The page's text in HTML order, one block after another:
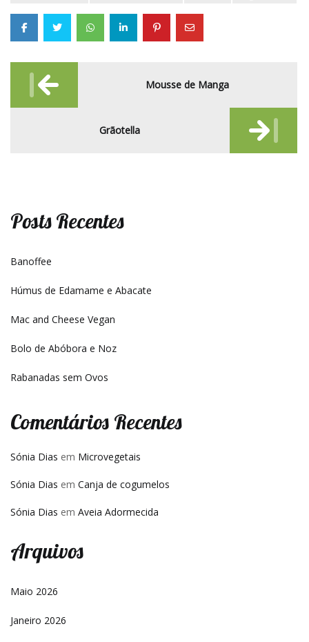
Post
navigation
Mousse de Manga
Grãotella
Posts Recentes
Banoffee
Húmus de Edamame e Abacate
Mac and Cheese Vegan
Bolo de Abóbora e Noz
Rabanadas sem Ovos
Comentários Recentes
Sónia Dias em Microvegetais
Sónia Dias em Canja de cogumelos
Sónia Dias em Aveia Adormecida
Arquivos
Maio 2026
Janeiro 2026